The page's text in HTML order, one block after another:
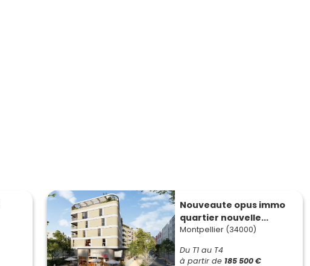
Nouveaute opus immo
quartier nouvelle...
Montpellier (34000)
Du T1 au T4
à partir de 185 500 €